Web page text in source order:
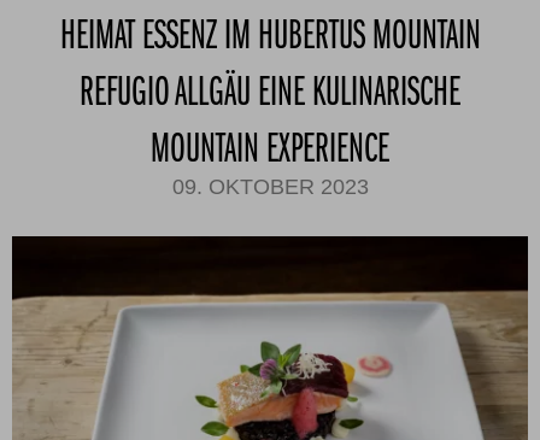
HEIMAT ESSENZ IM HUBERTUS MOUNTAIN
REFUGIO ALLGÄU EINE KULINARISCHE
MOUNTAIN EXPERIENCE
09. OKTOBER 2023